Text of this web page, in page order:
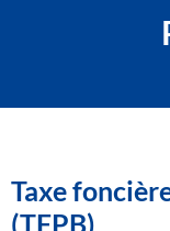
Taxe
(TFPB)